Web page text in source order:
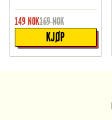
149 NOK169 NOK
KJØP